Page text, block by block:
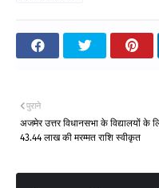
पुराने
अजमेर उत्तर विधानसभा के विद्यालयों के
43.44 लाख की मरम्मत राशि स्वीकृत